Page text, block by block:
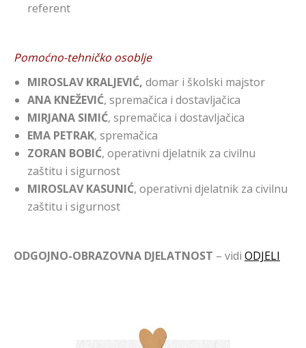
referent
Pomoćno-tehničko osoblje
MIROSLAV KRALJEVIĆ, domar i školski majstor
ANA KNEŽEVIĆ, spremačica i dostavljačica
MIRJANA SIMIĆ, spremačica i dostavljačica
EMA PETRAK, spremačica
ZORAN BOBIĆ, operativni djelatnik za civilnu
zaštitu i sigurnost
MIROSLAV KASUNIĆ, operativni djelatnik za civilnu
zaštitu i sigurnost
ODGOJNO-OBRAZOVNA DJELATNOST – vidi ODJELI